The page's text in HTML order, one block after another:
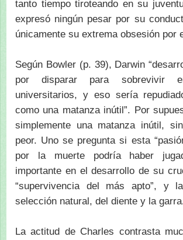
tanto tiempo tiroteando en su
expresó ningún pesar por su
únicamente su extrema obsesión por
Según Bowler (p. 39), Darwin
por disparar para sobrevivir
universitarios, y eso sería
como una matanza inútil”. Por
simplemente una matanza inútil,
peor. Uno se pregunta si esta
por la muerte podría haber
importante en el desarrollo de su
“supervivencia del más apto”, y
selección natural, del diente y la
La actitud de Charles contrasta